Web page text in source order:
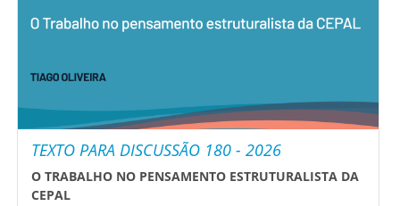
TEXTO PARA DISCUSSÃO 180 - 2026
O TRABALHO NO PENSAMENTO ESTRUTURALISTA DA
CEPAL